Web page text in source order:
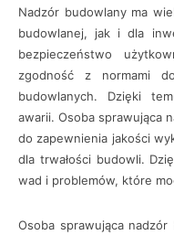
Nadzór budowlany ma
budowlanej, jak i dla
bezpieczeństwo
zgodność z normami
budowlanych. Dzięki
awarii. Osoba sprawująca
do zapewnienia jakości
dla trwałości budowli.
wad i problemów, które
Osoba sprawująca